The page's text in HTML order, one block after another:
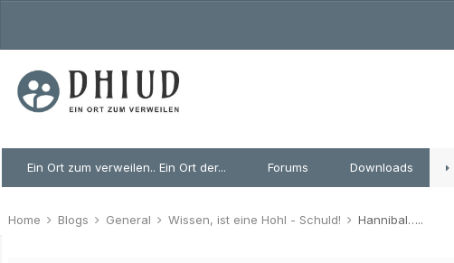
Ein Ort zum verweilen.. Ein Ort der... Forums Downloads
Home Blogs General Wissen, ist eine Hohl - Schuld! Hannibal…..